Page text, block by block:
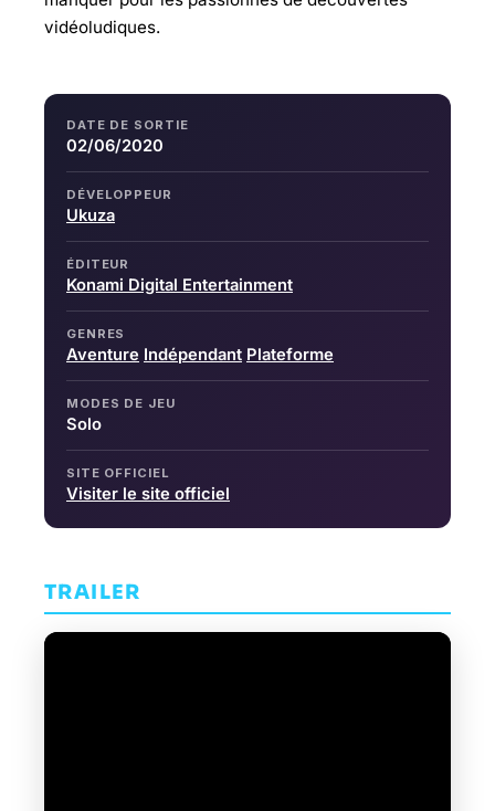
vidéoludiques.
DATE DE SORTIE
02/06/2020
DÉVELOPPEUR
Ukuza
ÉDITEUR
Konami Digital Entertainment
GENRES
Aventure Indépendant Plateforme
MODES DE JEU
Solo
SITE OFFICIEL
Visiter le site officiel
TRAILER